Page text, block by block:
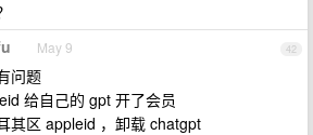
42
May 9
问题
给自己的 gpt 开了会员
其区 appleid ，卸载 chatgpt